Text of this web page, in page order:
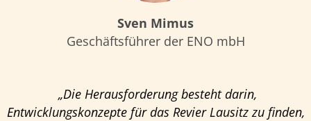
Sven Mimus
Geschäftsführer der ENO mbH
„Die Herausforderung besteht darin,
Entwicklungskonzepte für das Revier Lausitz zu finden,